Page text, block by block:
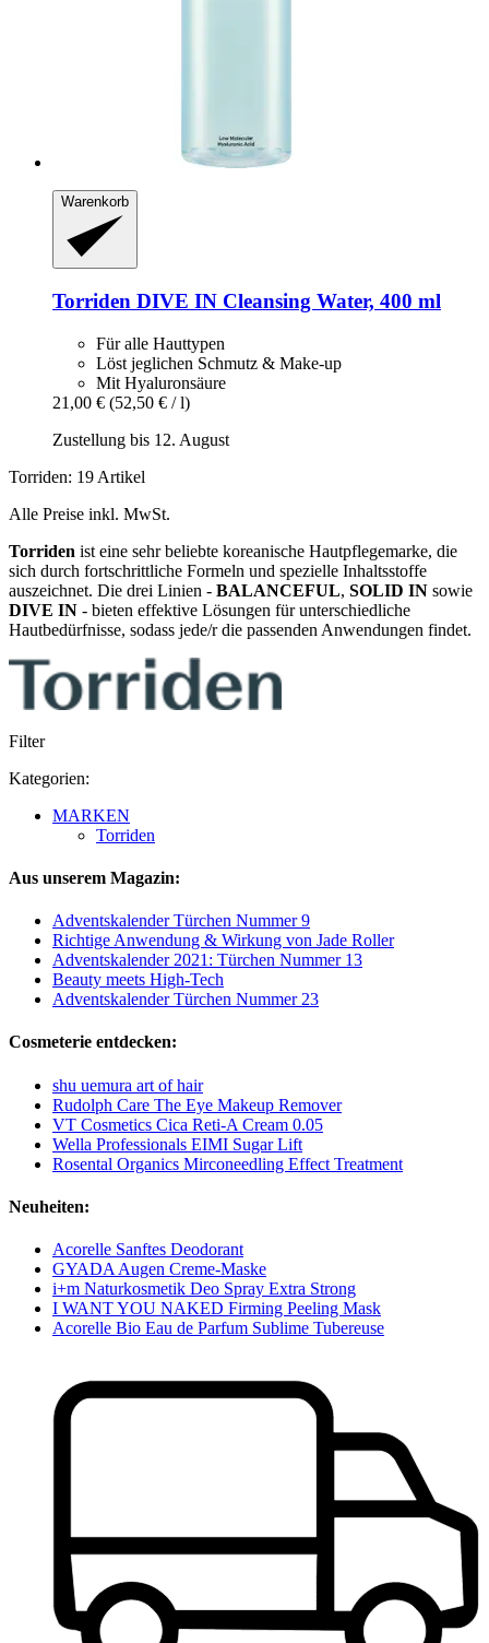
Warenkorb
Torriden DIVE IN Cleansing Water, 400 ml
Für alle Hauttypen
Löst jeglichen Schmutz & Make-up
Mit Hyaluronsäure
21,00 € (52,50 € / l)
Zustellung bis 12. August
Torriden: 19 Artikel
Alle Preise inkl. MwSt.
Torriden ist eine sehr beliebte koreanische Hautpflegemarke, die
sich durch fortschrittliche Formeln und spezielle Inhaltsstoffe
auszeichnet. Die drei Linien - BALANCEFUL, SOLID IN sowie
DIVE IN - bieten effektive Lösungen für unterschiedliche
Hautbedürfnisse, sodass jede/r die passenden Anwendungen findet.
Filter
Kategorien:
MARKEN
Torriden
Aus unserem Magazin:
Adventskalender Türchen Nummer 9
Richtige Anwendung & Wirkung von Jade Roller
Adventskalender 2021: Türchen Nummer 13
Beauty meets High-Tech
Adventskalender Türchen Nummer 23
Cosmeterie entdecken:
shu uemura art of hair
Rudolph Care The Eye Makeup Remover
VT Cosmetics Cica Reti-A Cream 0.05
Wella Professionals EIMI Sugar Lift
Rosental Organics Mirconeedling Effect Treatment
Neuheiten:
Acorelle Sanftes Deodorant
GYADA Augen Creme-Maske
i+m Naturkosmetik Deo Spray Extra Strong
I WANT YOU NAKED Firming Peeling Mask
Acorelle Bio Eau de Parfum Sublime Tubereuse